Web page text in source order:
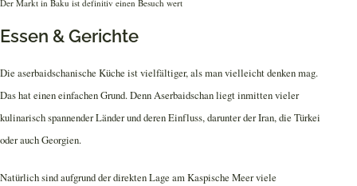
Der Markt in Baku ist definitiv einen Besuch wert
Essen & Gerichte
Die aserbaidschanische Küche ist vielfältiger, als man vielleicht denken mag.
Das hat einen einfachen Grund. Denn Aserbaidschan liegt inmitten vieler
kulinarisch spannender Länder und deren Einfluss, darunter der Iran, die Türkei
oder auch Georgien.
Natürlich sind aufgrund der direkten Lage am Kaspische Meer viele